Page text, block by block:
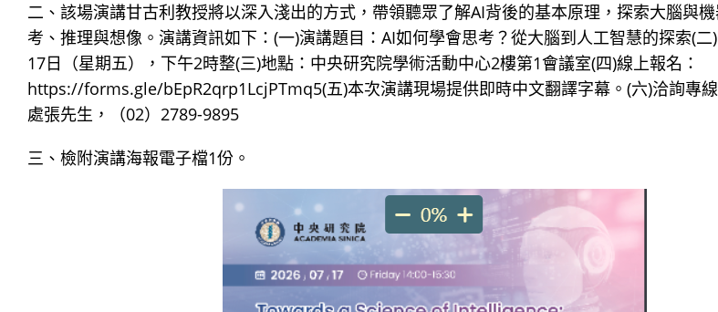
二、該場演講甘古利教授將以深入淺出的方式，帶領聽眾了解AI背後的基本原理，探索大腦與
考、推理與想像。演講資訊如下：(一)演講題目：AI如何學會思考？從大腦到人工智慧的探索(二
17日（星期五），下午2時整(三)地點：中央研究院學術活動中心2樓第1會議室(四)線上報名：
https://forms.gle/bEpR2qrp1LcjPTmq5(五)本次演講現場提供即時中文翻譯字幕。(六)洽詢專
處張先生，（02）2789-9895
三、檢附演講海報電子檔1份。